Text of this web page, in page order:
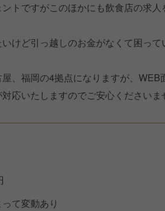
トですがこのほかにも飲食店の求人
けど引っ越しのお金がなくて困っ
、福岡の4拠点になりますが、WEB
応いたしますのでご安心くださいま
て変動あり